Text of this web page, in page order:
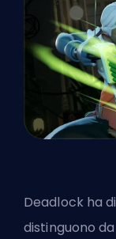
Deadlock ha
distinguono